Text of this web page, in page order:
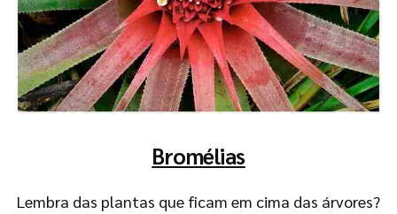
Bromélias
Lembra das plantas que ficam em cima das árvores?